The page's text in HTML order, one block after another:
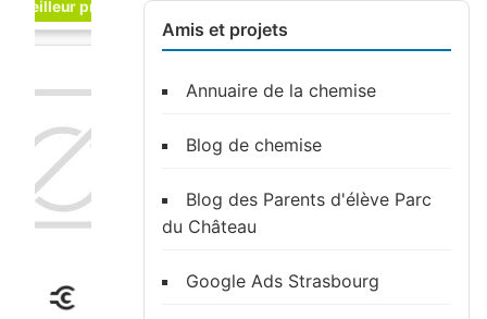
Amis et projets
Annuaire de la chemise
Blog de chemise
Blog des Parents d'élève Parc
du Château
Google Ads Strasbourg